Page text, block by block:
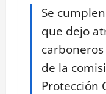
Se
que dejo
de la
Protección